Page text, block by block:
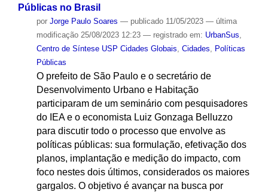
Públicas no Brasil
por Jorge Paulo Soares — publicado11/05/2023 — última
modificação25/08/2023 12:23 — registrado em: UrbanSus,
Centro de Síntese USP Cidades Globais, Cidades, Políticas
Públicas
O prefeito de São Paulo e o secretário de
Desenvolvimento Urbano e Habitação
participaram de um seminário com pesquisadores
do IEA e o economista Luiz Gonzaga Belluzzo
para discutir todo o processo que envolve as
políticas públicas: sua formulação, efetivação dos
planos, implantação e medição do impacto, com
foco nestes dois últimos, considerados os maiores
gargalos. O objetivo é avançar na busca por